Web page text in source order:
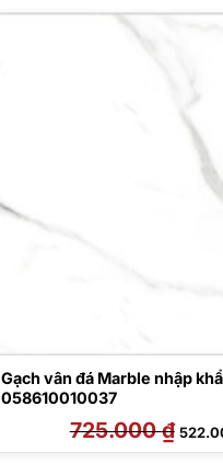
Gạch vân đá Marble nhập
058610010037
725.000₫ Giá
gốc
là: